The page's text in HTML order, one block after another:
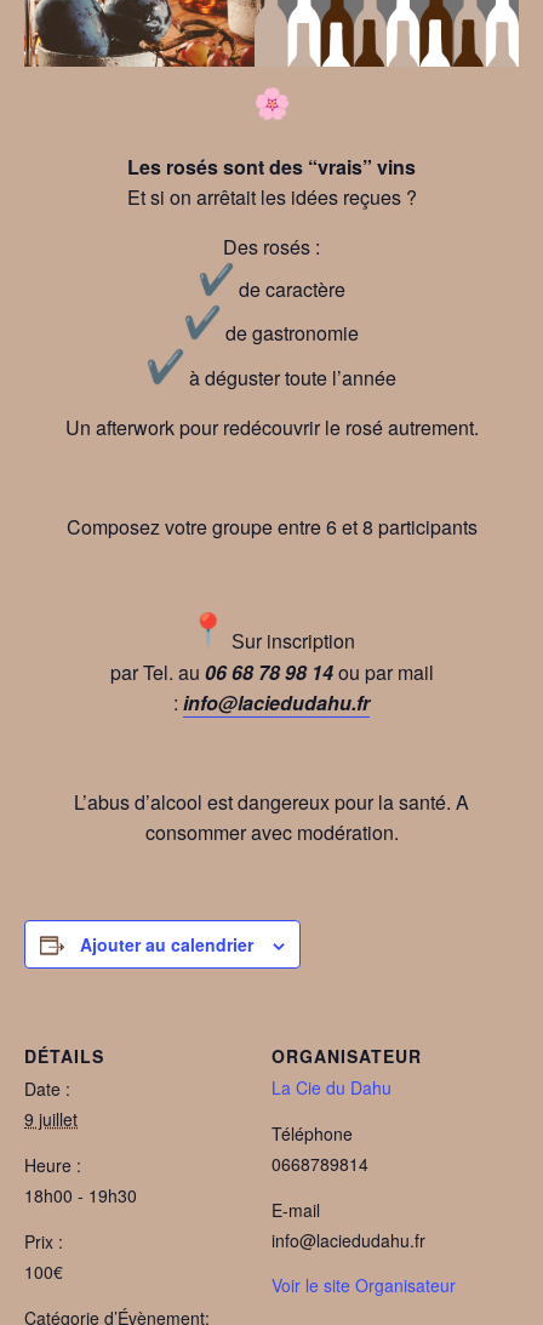
Les rosés sont des “vrais” vins
Et si on arrêtait les idées reçues ?
Des rosés :
de caractère
de gastronomie
à déguster toute l’année
Un afterwork pour redécouvrir le rosé autrement.
Composez votre groupe entre 6 et 8 participants
Sur inscription
par Tel. au 06 68 78 98 14ou par mail
: info@laciedudahu.fr
L’abus d’alcool est dangereux pour la santé. A
consommer avec modération.
Ajouter au calendrier
DÉTAILS
Date :
9 juillet
Heure :
18h00 - 19h30
Prix :
100€
Catégorie d’Évènement:
ORGANISATEUR
La Cie du Dahu
Téléphone
0668789814
E-mail
info@laciedudahu.fr
Voir le site Organisateur